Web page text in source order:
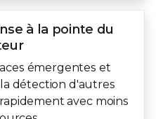
à la pointe du
émergentes et
détection d'autres
avec moins